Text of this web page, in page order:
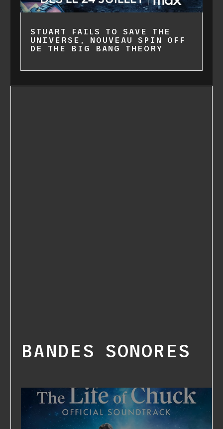
STUART FAILS TO SAVE THE
UNIVERSE, NOUVEAU SPIN OFF
DE THE BIG BANG THEORY
BANDES SONORES